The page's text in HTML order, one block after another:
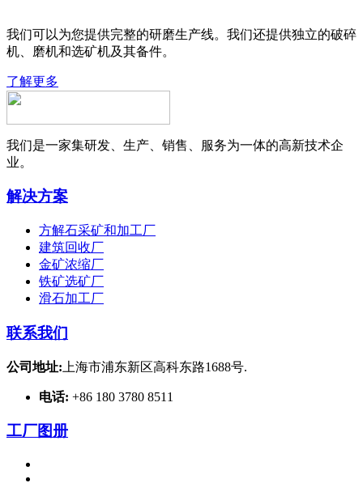
我们可以为您提供完整的研磨生产线。我们还提供独立的破碎
机、磨机和选矿机及其备件。
了解更多
我们是一家集研发、生产、销售、服务为一体的高新技术企
业。
解决方案
方解石采矿和加工厂
建筑回收厂
金矿浓缩厂
铁矿选矿厂
滑石加工厂
联系我们
公司地址: 上海市浦东新区高科东路1688号.
电话: +86 180 3780 8511
工厂图册